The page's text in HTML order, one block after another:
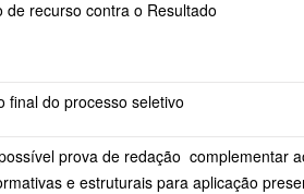
de recurso contra o Resultado
final do processo seletivo
prova de redação complementar
e estruturais para aplicação